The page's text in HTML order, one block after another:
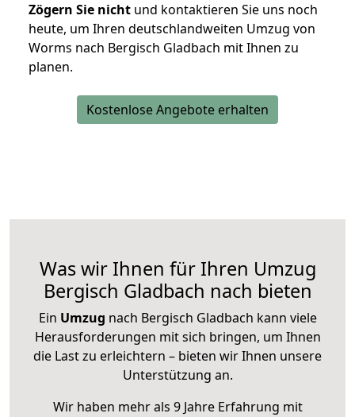
Zögern Sie nicht und kontaktieren Sie uns noch
heute, um Ihren deutschlandweiten Umzug von
Worms nach Bergisch Gladbach mit Ihnen zu
planen.
Kostenlose Angebote erhalten
Was wir Ihnen für Ihren Umzug
Bergisch Gladbach nach bieten
Ein Umzug nach Bergisch Gladbach kann viele
Herausforderungen mit sich bringen, um Ihnen
die Last zu erleichtern – bieten wir Ihnen unsere
Unterstützung an.
Wir haben mehr als 9 Jahre Erfahrung mit